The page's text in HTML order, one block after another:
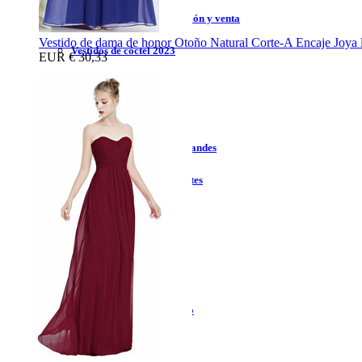
Vestidos de cóctel liquidación y venta
Vestidos de cóctel 2023
Vestidos de cóctel largo
Vestidos de cóctel corto
Vestidos de cóctel tallas grandes
Vestidos de cóctel sin tirantes
Vestidos de cóctel azul
Vestidos de cóctel rojo
Vestidos de cóctel coral
Vestidos de cóctel moderno
Vestidos de flores niña
Vestido de dama de honor Otoño Natural Corte-A Encaje Joya
EUR € 30,33